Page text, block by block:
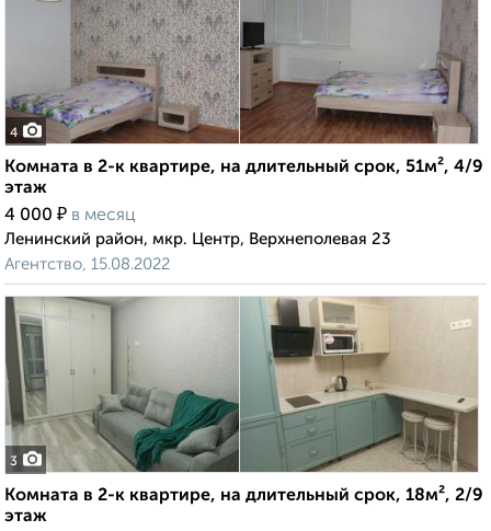
4
Комната в 2-к квартире, на длительный срок, 51м², 4/9
этаж
4 000 ₽ в месяц
Ленинский район, мкр. Центр, Верхнеполевая 23
Агентство, 15.08.2022
3
Комната в 2-к квартире, на длительный срок, 18м², 2/9
этаж